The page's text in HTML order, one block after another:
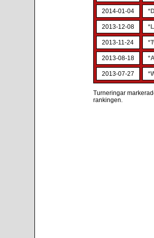
2014-01-04
2013-12-08
2013-11-24
2013-08-18
2013-07-27
Turneringar
rankingen.